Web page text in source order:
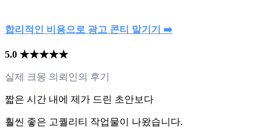
합리적인 비용으로 광고 콘티 맡기기 ➡️
5.0 ★★★★★
실제 크몽 의뢰인의 후기
짧은 시간 내에 제가 드린 초안보다
훨씬 좋은 고퀄리티 작업물이 나왔습니다.